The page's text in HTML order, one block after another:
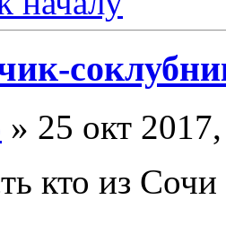
» 25 окт
кто из